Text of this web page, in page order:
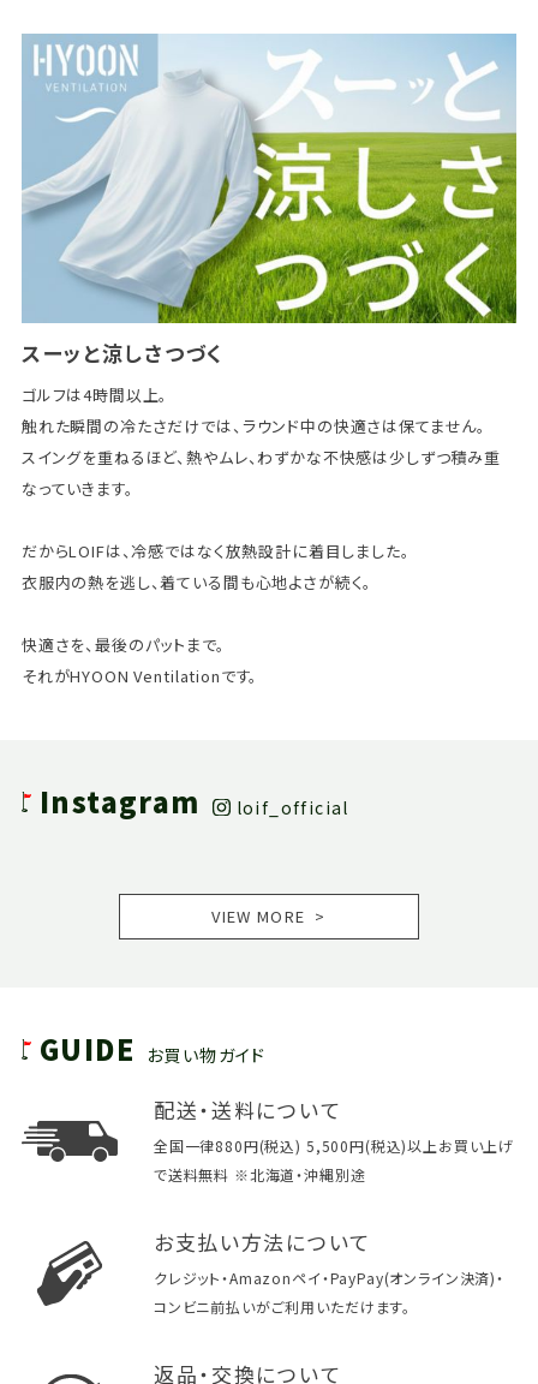
スーッと涼しさつづく
ゴルフは4時間以上。
触れた瞬間の冷たさだけでは、ラウンド中の快適さは保てません。
スイングを重ねるほど、熱やムレ、わずかな不快感は少しずつ積み重
なっていきます。
だからLOIFは、冷感ではなく放熱設計に着目しました。
衣服内の熱を逃し、着ている間も心地よさが続く。
快適さを、最後のパットまで。
それがHYOON Ventilationです。
Instagram loif_official
VIEW MORE
GUIDE お買い物ガイド
配送・送料について
全国一律880円(税込) 5,500円(税込)以上お買い上げ
で送料無料 ※北海道・沖縄別途
お支払い方法について
クレジット・Amazonペイ・PayPay(オンライン決済)・
コンビニ前払いがご利用いただけます。
返品・交換について